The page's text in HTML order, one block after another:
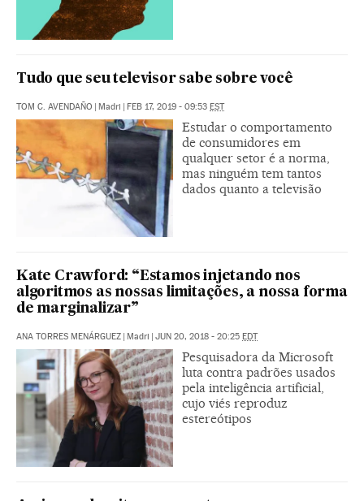
Tudo que seu televisor sabe sobre você
TOM C. AVENDAÑO | Madri | FEB 17, 2019 - 09:53 EST
Estudar o comportamento
de consumidores em
qualquer setor é a norma,
mas ninguém tem tantos
dados quanto a televisão
Kate Crawford: “Estamos injetando nos
algoritmos as nossas limitações, a nossa forma
de marginalizar”
ANA TORRES MENÁRGUEZ | Madri | JUN 20, 2018 - 20:25 EDT
Pesquisadora da Microsoft
luta contra padrões usados
pela inteligência artificial,
cujo viés reproduz
estereótipos